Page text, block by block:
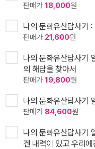
판매가 18,000원
나의 문화유산답사기
판매가 21,600원
나의 문화유산답사기
의 해답을 찾아서
판매가 19,800원
나의 문화유산답사기
판매가 84,600원
나의 문화유산답사기
겐 내력이 있고 우리